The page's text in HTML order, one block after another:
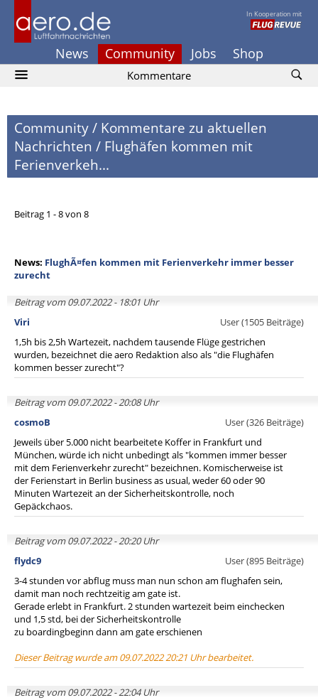
In Kooperation mit
News Community Jobs Shop
Kommentare
Community/ Kommentare zu aktuellen
Nachrichten / Flughäfen kommen mit
Ferienverkeh...
Beitrag 1 - 8 von 8
News: FlughÃ¤fen kommen mit Ferienverkehr immer besser
zurecht
Beitrag vom 09.07.2022 - 18:01 Uhr
Viri
User (1505 Beiträge)
1,5h bis 2,5h Wartezeit, nachdem tausende Flüge gestrichen
wurden, bezeichnet die aero Redaktion also als "die Flughäfen
kommen besser zurecht"?
Beitrag vom 09.07.2022 - 20:08 Uhr
cosmoB
User (326 Beiträge)
Jeweils über 5.000 nicht bearbeitete Koffer in Frankfurt und
München, würde ich nicht unbedingt als "kommen immer besser
mit dem Ferienverkehr zurecht" bezeichnen. Komischerweise ist
der Ferienstart in Berlin business as usual, weder 60 oder 90
Minuten Wartezeit an der Sicherheitskontrolle, noch
Gepäckchaos.
Beitrag vom 09.07.2022 - 20:20 Uhr
flydc9
User (895 Beiträge)
3-4 stunden vor abflug muss man nun schon am flughafen sein,
damit man noch rechtzeitig am gate ist.
Gerade erlebt in Frankfurt. 2 stunden wartezeit beim einchecken
und 1,5 std, bei der Sicherheitskontrolle
zu boardingbeginn dann am gate erschienen
Dieser Beitrag wurde am 09.07.2022 20:21 Uhr bearbeitet.
Beitrag vom 09.07.2022 - 22:04 Uhr